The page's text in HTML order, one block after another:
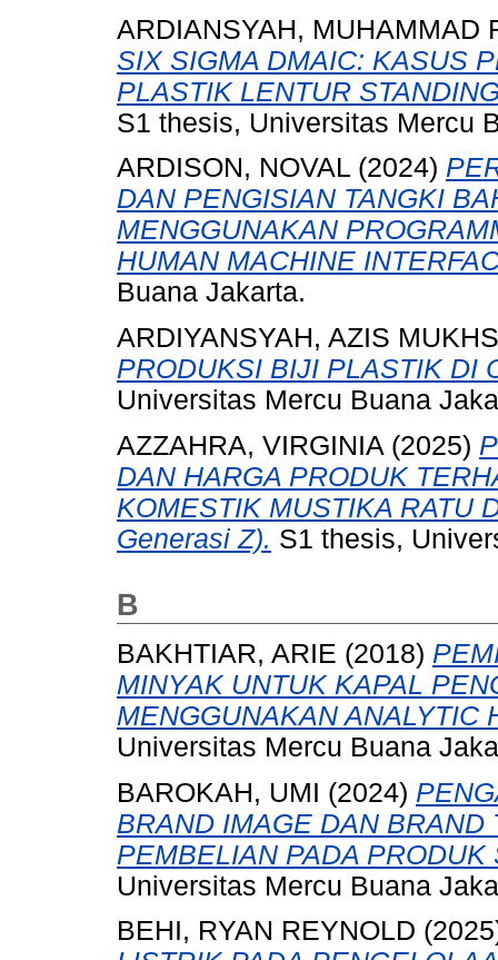
ARDIANSYAH, MUHAMMAD
SIX SIGMA DMAIC: KASUS
PLASTIK LENTUR
S1 thesis, Universitas Mercu
ARDISON, NOVAL (2024)
DAN PENGISIAN TANGKI
MENGGUNAKAN
HUMAN MACHINE
Buana Jakarta.
ARDIYANSYAH, AZIS
PRODUKSI BIJI PLASTIK DI
Universitas Mercu Buana
AZZAHRA, VIRGINIA (2025)
DAN HARGA PRODUK
KOMESTIK MUSTIKA RATU
Generasi Z). S1 thesis,
B
BAKHTIAR, ARIE (2018)
MINYAK UNTUK KAPAL
MENGGUNAKAN ANALYTIC
Universitas Mercu Buana
BAROKAH, UMI (2024)
BRAND IMAGE DAN
PEMBELIAN PADA
Universitas Mercu Buana
BEHI, RYAN REYNOLD